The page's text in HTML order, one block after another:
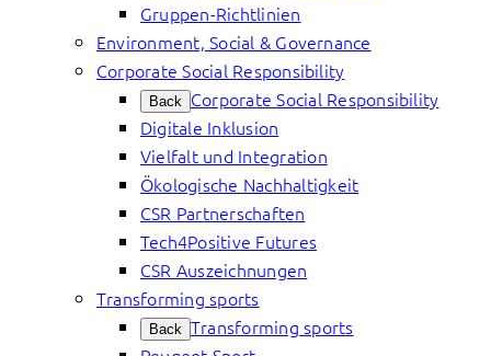
Gruppen-Richtlinien
Environment, Social & Governance
Corporate Social Responsibility
Back Corporate Social Responsibility
Digitale Inklusion
Vielfalt und Integration
Ökologische Nachhaltigkeit
CSR Partnerschaften
Tech4Positive Futures
CSR Auszeichnungen
Transforming sports
Back Transforming sports